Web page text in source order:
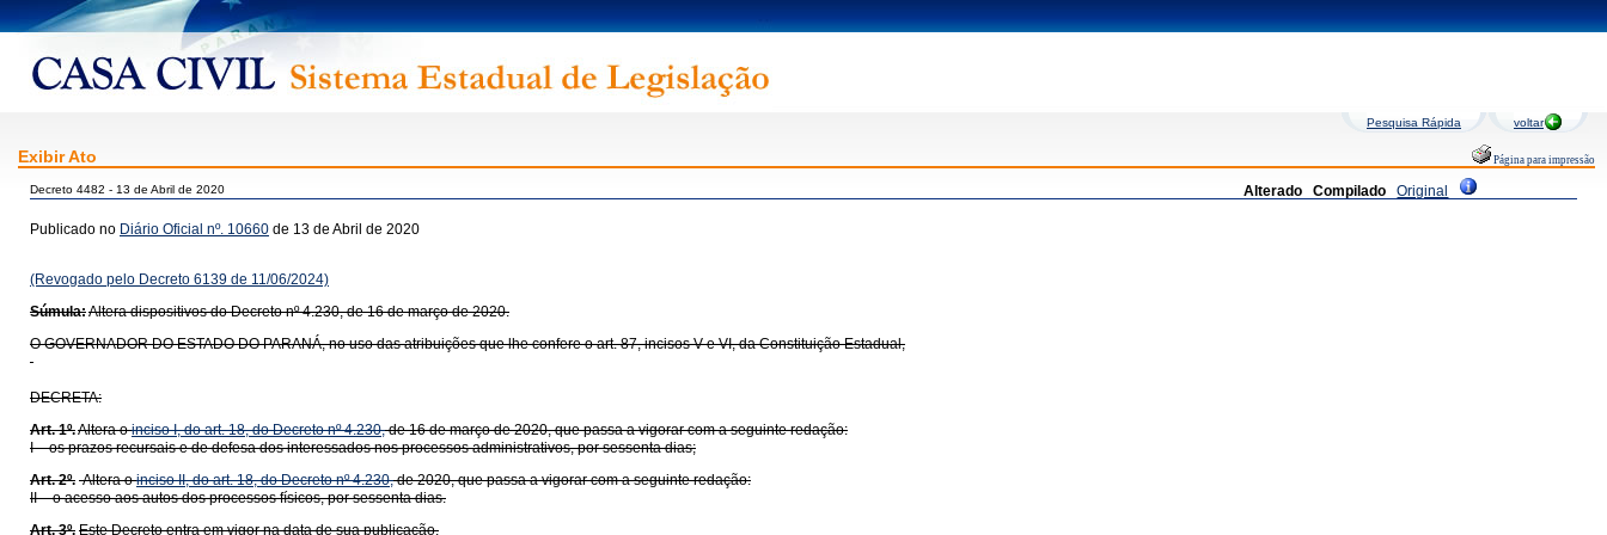
Pesquisa Rápida voltar
Exibir Ato Página para impressão
Alterado Compilado Original
Decreto 4482 - 13 de Abril de 2020
Publicado no Diário Oficial nº. 10660 de 13 de Abril de 2020
(Revogado pelo Decreto 6139 de 11/06/2024)
Súmula:Altera dispositivos do Decreto nº 4.230, de 16 de março de 2020.
O GOVERNADOR DO ESTADO DO PARANÁ, no uso das atribuições que lhe confere o art. 87, incisos V e VI, da Constituição Estadual,
DECRETA:
Art. 1º.Altera oinciso I, do art. 18, do Decreto nº 4.230,de 16 de março de 2020, que passa a vigorar com a seguinte redação:
I – os prazos recursais e de defesa dos interessados nos processos administrativos, por sessenta dias;
Art. 2º. Altera oinciso II, do art. 18, do Decreto nº 4.230,de 2020, que passa a vigorar com a seguinte redação:
II – o acesso aos autos dos processos físicos, por sessenta dias.
Art. 3º. Este Decreto entra em vigor na data de sua publicação.